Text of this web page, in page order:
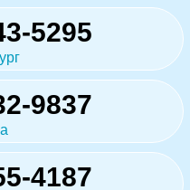
5295
9837
4187